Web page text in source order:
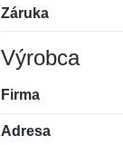
Záruka
Výrobca
Firma
Adresa